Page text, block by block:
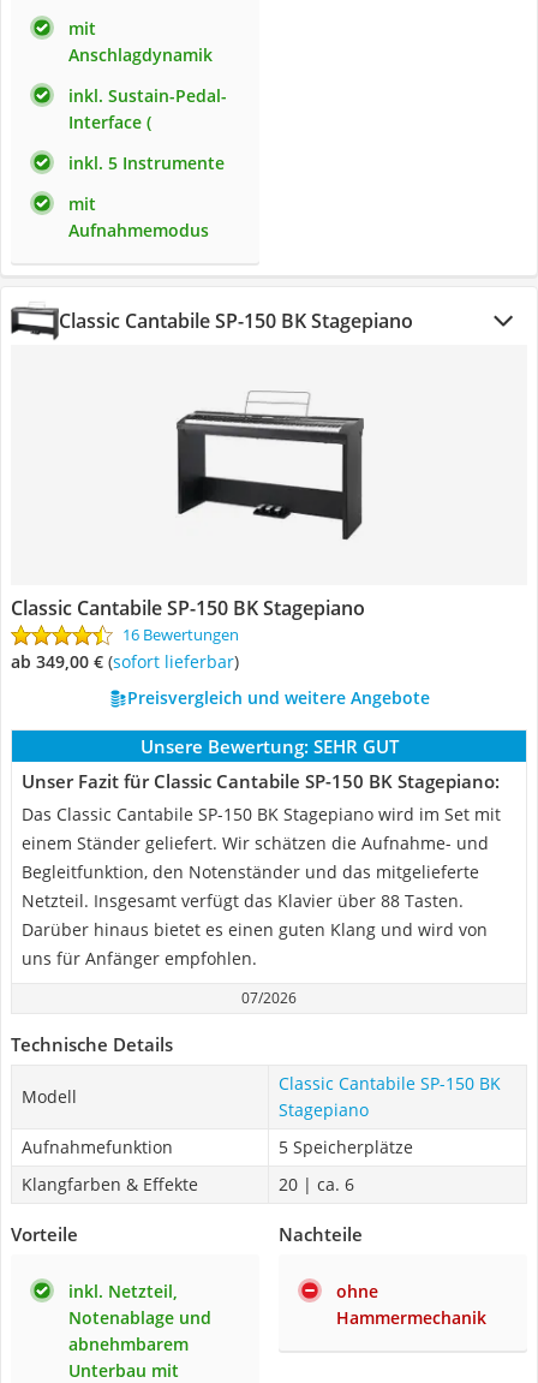
mit
Anschlagdynamik
inkl. Sustain-Pedal-
Interface (
inkl. 5 Instrumente
mit
Aufnahmemodus
Classic Cantabile SP-150 BK Stagepiano
Classic Cantabile SP-150 BK Stagepiano
16 Bewertungen
ab 349,00 € ( Sofort lieferbar)
Preisvergleich und weitere Angebote
Unsere Bewertung: SEHR GUT
Unser Fazit für Classic Cantabile SP-150 BK Stagepiano:
Das Classic Cantabile SP-150 BK Stagepiano wird im Set mit
einem Ständer geliefert. Wir schätzen die Aufnahme- und
Begleitfunktion, den Notenständer und das mitgelieferte
Netzteil. Insgesamt verfügt das Klavier über 88 Tasten.
Darüber hinaus bietet es einen guten Klang und wird von
uns für Anfänger empfohlen.
07/2026
Technische Details
Modell
Classic Cantabile SP-150 BK
Stagepiano
Aufnahmefunktion
5 Speicherplätze
Klangfarben & Effekte
20 | ca. 6
Vorteile
inkl. Netzteil,
Notenablage und
abnehmbarem
Unterbau mit
Nachteile
ohne
Hammermechanik